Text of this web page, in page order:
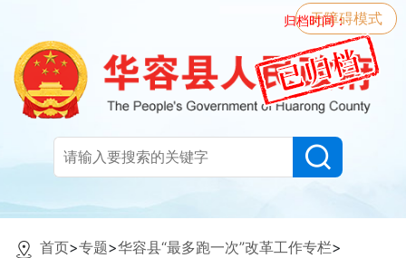
归档时间：
无障碍模式
首页>专题>华容县“最多跑一次”改革工作专栏>